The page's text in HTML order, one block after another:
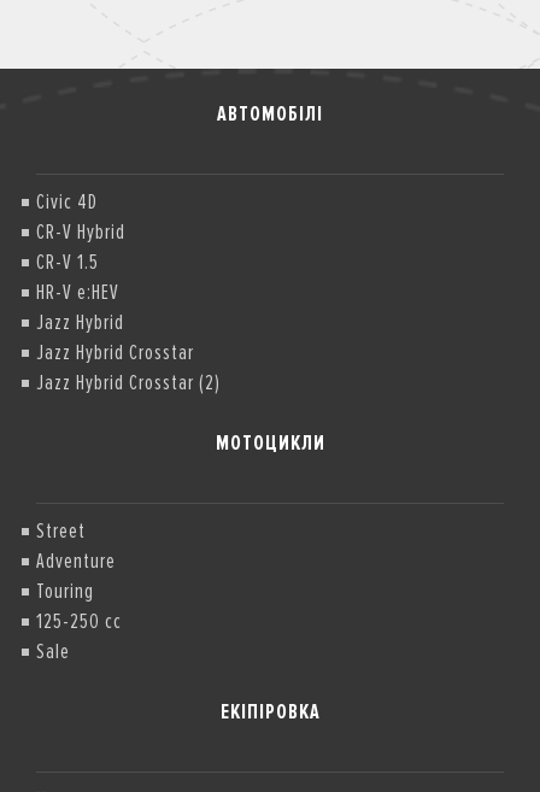
АВТОМОБІЛІ
Civic 4D
CR-V Hybrid
CR-V 1.5
HR-V e:HEV
Jazz Hybrid
Jazz Hybrid Crosstar
Jazz Hybrid Crosstar (2)
МОТОЦИКЛИ
Street
Adventure
Touring
125-250 cc
Sale
ЕКІПІРОВКА